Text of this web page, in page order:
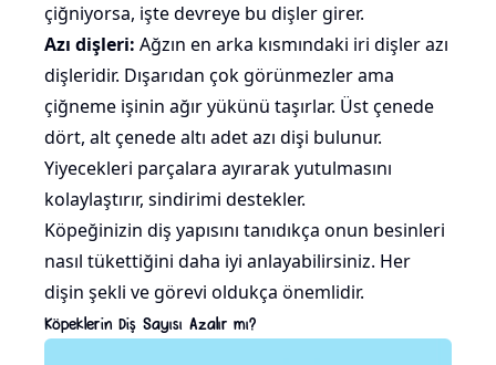
çiğniyorsa, işte devreye bu dişler girer.
Azı dişleri: Ağzın en arka kısmındaki iri dişler azı
dişleridir. Dışarıdan çok görünmezler ama
çiğneme işinin ağır yükünü taşırlar. Üst çenede
dört, alt çenede altı adet azı dişi bulunur.
Yiyecekleri parçalara ayırarak yutulmasını
kolaylaştırır, sindirimi destekler.
Köpeğinizin diş yapısını tanıdıkça onun besinleri
nasıl tükettiğini daha iyi anlayabilirsiniz. Her
dişin şekli ve görevi oldukça önemlidir.
Köpeklerin Diş Sayısı Azalır mı?